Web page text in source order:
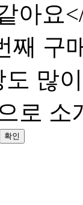
아요
째 구
많
로
확인